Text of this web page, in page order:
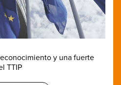
y una fuerte
TTIP